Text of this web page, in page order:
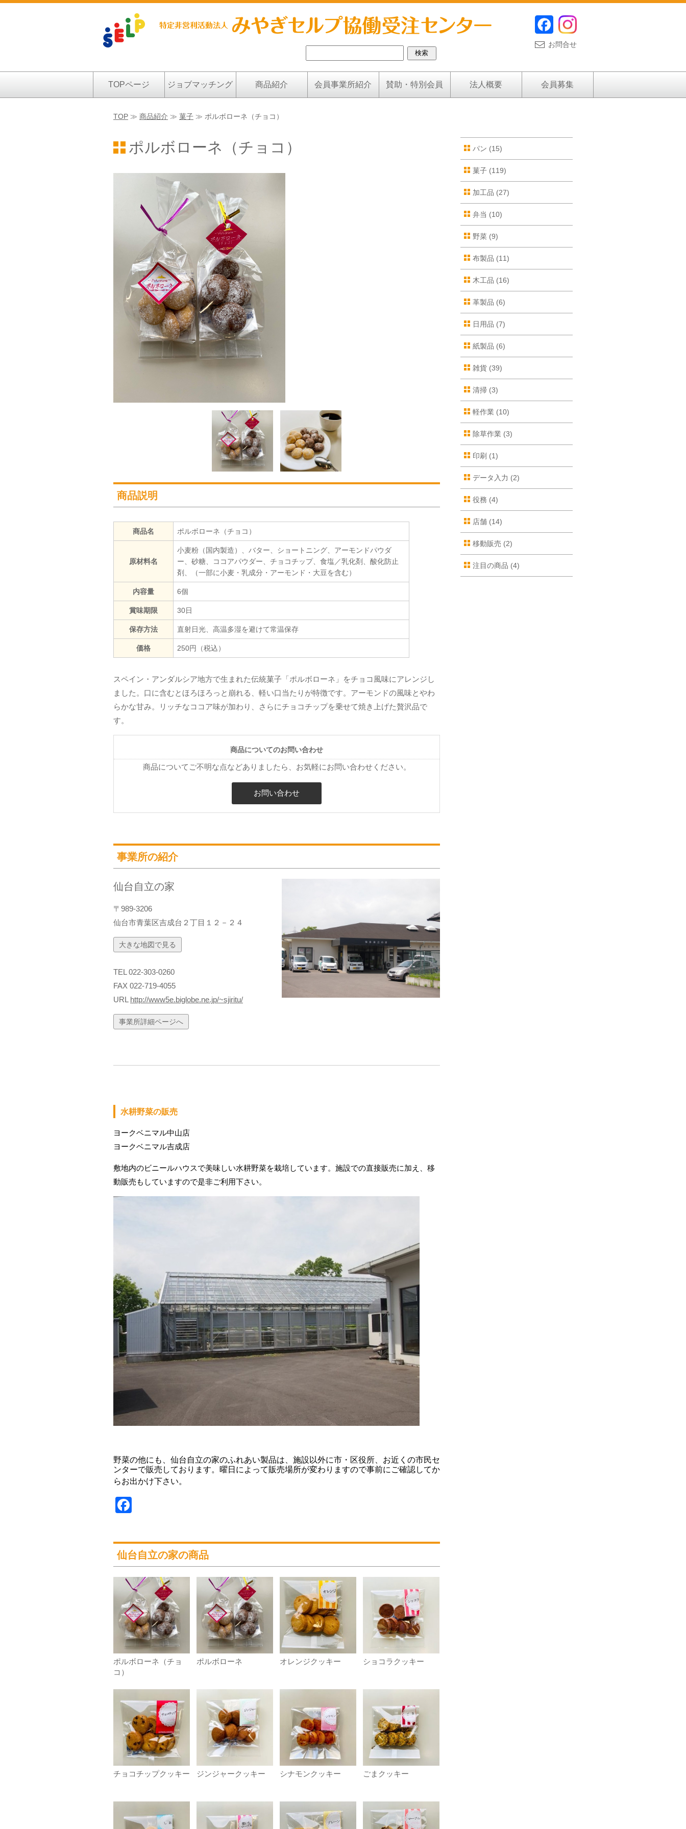
お問合せ
TOPページ ジョブマッチング 商品紹介 会員事業所紹介 賛助・特別会員 法人概要 会員募集
TOP ≫ 商品紹介 ≫ 菓子 ≫ ポルボローネ（チョコ）
ポルボローネ（チョコ）
商品説明
商品名 ポルボローネ（チョコ）
原材料名
小麦粉（国内製造）、バター、ショートニング、アーモンドパウダ
ー、砂糖、ココアパウダー、チョコチップ、食塩／乳化剤、酸化防止
剤、（一部に小麦・乳成分・アーモンド・大豆を含む）
内容量 6個
賞味期限 30日
保存方法 直射日光、高温多湿を避けて常温保存
価格 250円（税込）
スペイン・アンダルシア地方で生まれた伝統菓子「ポルボローネ」をチョコ風味にアレンジし
ました。口に含むとほろほろっと崩れる、軽い口当たりが特徴です。アーモンドの風味とやわ
らかな甘み。リッチなココア味が加わり、さらにチョコチップを乗せて焼き上げた贅沢品で
す。
商品についてのお問い合わせ
商品についてご不明な点などありましたら、お気軽にお問い合わせください。
お問い合わせ
事業所の紹介
仙台自立の家
〒989-3206
仙台市青葉区吉成台２丁目１２－２４
大きな地図で見る
TEL 022-303-0260
FAX 022-719-4055
URL http://www5e.biglobe.ne.jp/~sjiritu/
事業所詳細ページへ
水耕野菜の販売
ヨークベニマル中山店
ヨークベニマル吉成店
敷地内のビニールハウスで美味しい水耕野菜を栽培しています。施設での直接販売に加え、移
動販売もしていますので是非ご利用下さい。
野菜の他にも、仙台自立の家のふれあい製品は、施設以外に市・区役所、お近くの市民セ
ンターで販売しております。曜日によって販売場所が変わりますので事前にご確認してか
らお出かけ下さい。
仙台自立の家の商品
ポルボローネ（チョ
コ）
ポルボローネ オレンジクッキー ショコラクッキー
チョコチップクッキー ジンジャークッキー シナモンクッキー ごまクッキー
パン (15)
菓子 (119)
加工品 (27)
弁当 (10)
野菜 (9)
布製品 (11)
木工品 (16)
革製品 (6)
日用品 (7)
紙製品 (6)
雑貨 (39)
清掃 (3)
軽作業 (10)
除草作業 (3)
印刷 (1)
データ入力 (2)
役務 (4)
店舗 (14)
移動販売 (2)
注目の商品 (4)